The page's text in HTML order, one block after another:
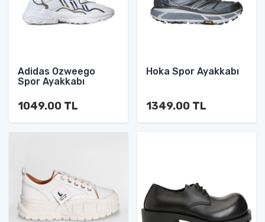
Adidas Ozweego
Spor Ayakkabı
1049.00 TL
Hoka Spor Ayakkabı
1349.00 TL